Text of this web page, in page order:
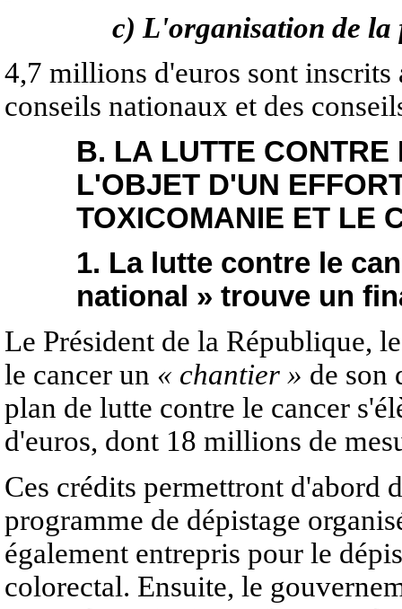
c) L'organisation de la
4,7 millions d'euros sont
conseils nationaux et des
B. LA LUTTE
L'OBJET D'UN
TOXICOMANIE ET LE
1. La lutte contre le
national » trouve un
Le Président de la République,
le cancer un « chantier » de son
plan de lutte contre le cancer
d'euros, dont 18 millions de
Ces crédits permettront d'abord
programme de dépistage
également entrepris pour le
colorectal. Ensuite, le